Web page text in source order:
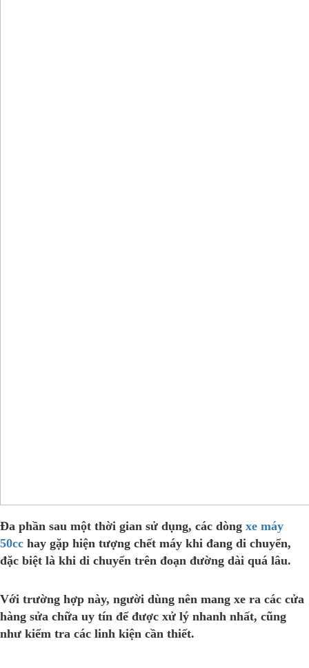
Đa phần sau một thời gian sử dụng, các dòng xe máy
50cc hay gặp hiện tượng chết máy khi đang di chuyển,
đặc biệt là khi di chuyển trên đoạn đường dài quá lâu.
Với trường hợp này, người dùng nên mang xe ra các cửa
hàng sửa chữa uy tín để được xử lý nhanh nhất, cũng
như kiểm tra các linh kiện cần thiết.